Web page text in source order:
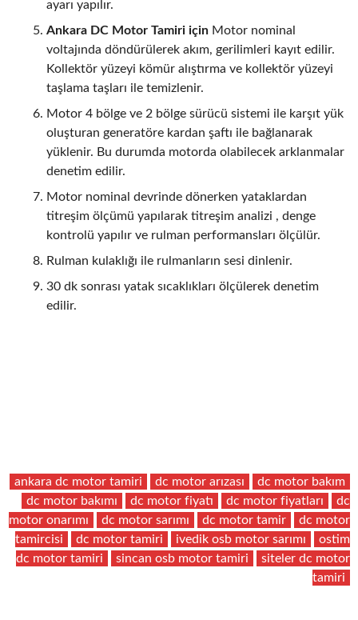
ayarı yapılır.
Ankara DC Motor Tamiri için Motor nominal
voltajında döndürülerek akım, gerilimleri kayıt edilir.
Kollektör yüzeyi kömür alıştırma ve kollektör yüzeyi
taşlama taşları ile temizlenir.
Motor 4 bölge ve 2 bölge sürücü sistemi ile karşıt yük
oluşturan generatöre kardan şaftı ile bağlanarak
yüklenir. Bu durumda motorda olabilecek arklanmalar
denetim edilir.
Motor nominal devrinde dönerken yataklardan
titreşim ölçümü yapılarak titreşim analizi , denge
kontrolü yapılır ve rulman performansları ölçülür.
Rulman kulaklığı ile rulmanların sesi dinlenir.
30 dk sonrası yatak sıcaklıkları ölçülerek denetim
edilir.
ankara dc motor tamiri dc motor arızası
dc motor bakım
dc motor bakımı
dc motor fiyatı dc motor fiyatları
dc
motor onarımı
dc motor sarımı dc motor tamir
dc motor
tamircisi
dc motor tamiri ivedik osb motor sarımı
ostim
dc motor tamiri
sincan osb motor tamiri
siteler dc motor
tamiri